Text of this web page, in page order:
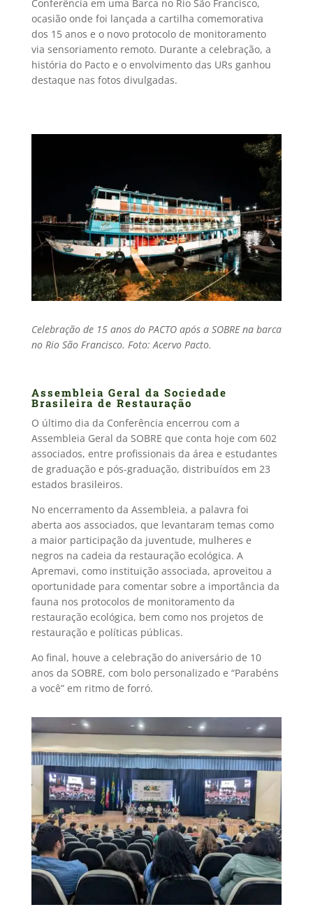
Conferência em uma Barca no Rio São Francisco,
ocasião onde foi lançada a cartilha comemorativa
dos 15 anos e o novo protocolo de monitoramento
via sensoriamento remoto. Durante a celebração, a
história do Pacto e o envolvimento das URs ganhou
destaque nas fotos divulgadas.
Celebração de 15 anos do PACTO após a SOBRE na barca
no Rio São Francisco. Foto: Acervo Pacto.
Assembleia Geral da Sociedade
Brasileira de Restauração
O último dia da Conferência encerrou com a
Assembleia Geral da SOBRE que conta hoje com 602
associados, entre profissionais da área e estudantes
de graduação e pós-graduação, distribuídos em 23
estados brasileiros.
No encerramento da Assembleia, a palavra foi
aberta aos associados, que levantaram temas como
a maior participação da juventude, mulheres e
negros na cadeia da restauração ecológica. A
Apremavi, como instituição associada, aproveitou a
oportunidade para comentar sobre a importância da
fauna nos protocolos de monitoramento da
restauração ecológica, bem como nos projetos de
restauração e políticas públicas.
Ao final, houve a celebração do aniversário de 10
anos da SOBRE, com bolo personalizado e “Parabéns
a você” em ritmo de forró.